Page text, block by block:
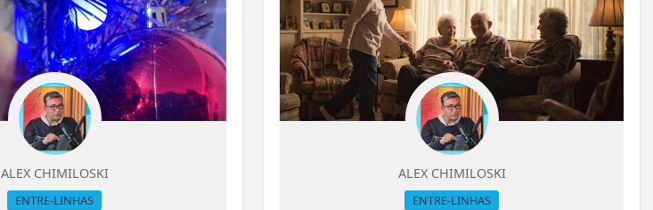
ALEX CHIMILOSKI
ENTRE-LINHAS
ALEX CHIMILOSKI
ENTRE-LINHAS